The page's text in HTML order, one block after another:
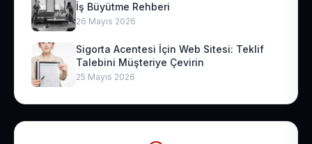
İş Büyütme Rehberi
26 Mayıs 2026
Sigorta Acentesi İçin Web Sitesi: Teklif
Talebini Müşteriye Çevirin
25 Mayıs 2026